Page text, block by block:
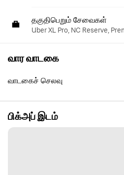
தகுதிபெறும் சேவைகள்
Uber XL Pro, NC Reserve,
வார வாடகை
வாடகைச் செலவு
பிக்அப் இடம்